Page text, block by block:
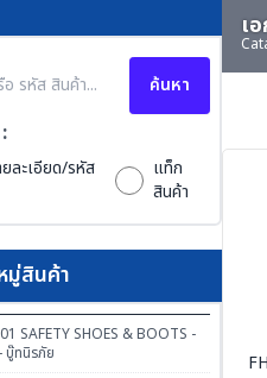
ค้นหา
ละเอียด/รหัส
แท็ก
สินค้า
มู่สินค้า
SAFETY SHOES & BOOTS -
บู๊ทนิรภัย
เ